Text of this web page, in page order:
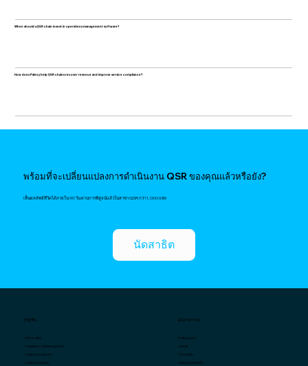
When should a QSR chain invest in operations management software?
How does Palexy help QSR chains recover revenue and improve service compliance?
พร้อมที่จะเปลี่ยนแปลงการดำเนินงาน QSR ของคุณแล้วหรือยัง?
เห็นผลลัพธ์ที่วัดได้ภายใน 90 วัน ผ่านการพิสูจน์แล้วในสาขา QSR กว่า 1,000 แห่ง
นัดสาธิต
โซลูชัน
สโตร์ อนาลิติกส์
การทุจริตและการปฏิบัติตามกฎระเบียบ
การจัดตารางงานอัจฉริยะ
การจัดการงานอัจฉริยะ
อุตสาหกรรม
ค้าปลีกเฉพาะทาง
QSR/F&B
ร้านสะดวกซื้อ
กรอเซอรี่/ซูเปอร์มาร์เก็ต